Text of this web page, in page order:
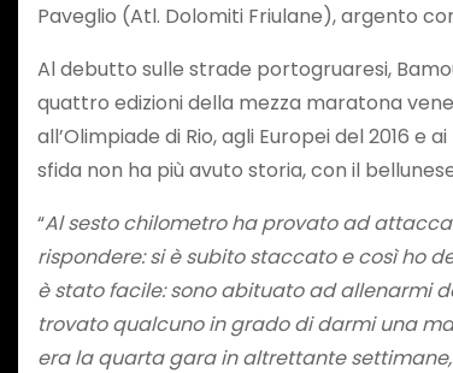
Paveglio (Atl. Dolomiti Friulane), argento
Al debutto sulle strade portogruaresi,
quattro edizioni della mezza maratona
all’Olimpiade di Rio, agli Europei del 2016
sfida non ha più avuto storia, con il
“Al sesto chilometro ha provato ad
rispondere: si è subito staccato e così ho
è stato facile: sono abituato ad allenarmi
trovato qualcuno in grado di darmi una
era la quarta gara in altrettante